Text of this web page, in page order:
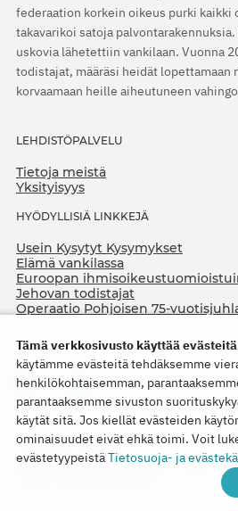
federaation korkein oikeus purki kaikki
takavarikoi satoja
uskovia lähetettiin vankilaan. Vuonna
todistajat, määräsi heidät lopettamaan
korvaamaan heille aiheutuneen
LEHDISTÖPALVELU
Tietoja meistä
Yksityisyys
HYÖDYLLISIÄ LINKKEJÄ
Usein Kysytyt Kysymykset
Elämä vankilassa
Euroopan
Jehovan todistajat
Operaatio Pohjoisen 75-
Copyright © 2026
Watch Tower Bible and Tract Society of
Tämä verkkosivusto käyttää
käytämme evästeitä tehdäksemme
henkilökohtaisemman,
parantaaksemme sivuston
käytät sitä. Jos kiellät evästeiden
ominaisuudet eivät ehkä toimi. Voit
evästetyypeistäTietosuoja- ja